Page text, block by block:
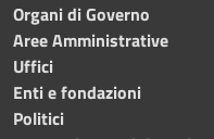
Organi di Governo
Aree Amministrative
Uffici
Enti e fondazioni
Politici